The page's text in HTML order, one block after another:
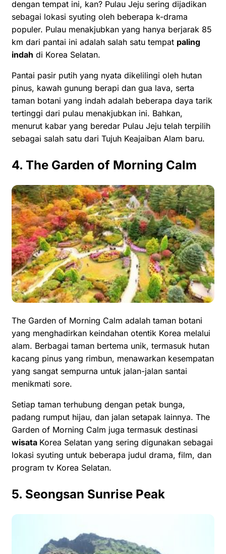
dengan tempat ini, kan? Pulau Jeju sering dijadikan
sebagai lokasi syuting oleh beberapa k-drama
populer. Pulau menakjubkan yang hanya berjarak 85
km dari pantai ini adalah salah satu tempat paling
indah di Korea Selatan.
Pantai pasir putih yang nyata dikelilingi oleh hutan
pinus, kawah gunung berapi dan gua lava, serta
taman botani yang indah adalah beberapa daya tarik
tertinggi dari pulau menakjubkan ini. Bahkan,
menurut kabar yang beredar Pulau Jeju telah terpilih
sebagai salah satu dari Tujuh Keajaiban Alam baru.
4. The Garden of Morning Calm
The Garden of Morning Calm adalah taman botani
yang menghadirkan keindahan otentik Korea melalui
alam. Berbagai taman bertema unik, termasuk hutan
kacang pinus yang rimbun, menawarkan kesempatan
yang sangat sempurna untuk jalan-jalan santai
menikmati sore.
Setiap taman terhubung dengan petak bunga,
padang rumput hijau, dan jalan setapak lainnya. The
Garden of Morning Calm juga termasuk destinasi
wisata Korea Selatan yang sering digunakan sebagai
lokasi syuting untuk beberapa judul drama, film, dan
program tv Korea Selatan.
5. Seongsan Sunrise Peak